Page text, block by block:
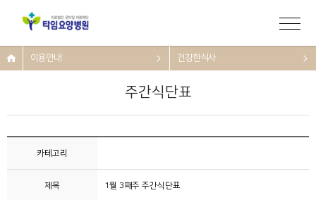
이용안내 건강한식사
주간식단표
카테고리
제목 1월 3째주 주간식단표